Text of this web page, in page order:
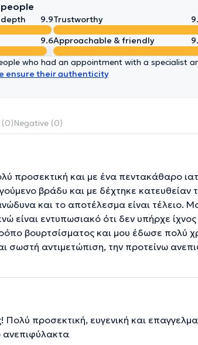
9.9Trustworthy
9.6Approachable & friendly
who had an appointment with a specialist
ensure their authenticity
(0)Negative (0)
προσεκτική και με ένα πεντακάθαρο
βράδυ και με δέχτηκε
και το αποτέλεσμα είναι τέλειο.
είναι εντυπωσιακό ότι δεν υπήρχε
βουρτσίσματος και μου έδωσε πολύ
σωστή αντιμετώπιση, την προτείνω
Πολύ προσεκτική, ευγενική και